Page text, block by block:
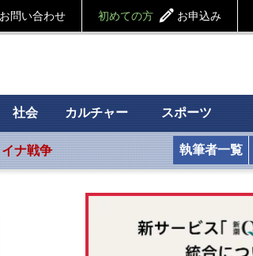
お問い合わせ 初めての方 お申込み
社会 カルチャー スポーツ
ナ戦争 執筆者一覧